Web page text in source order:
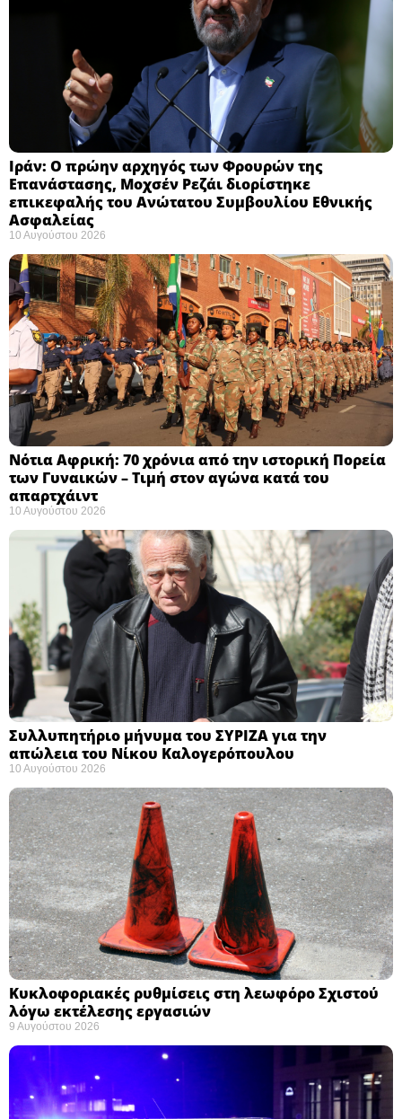
Ιράν: Ο πρώην αρχηγός των Φρουρών της
Επανάστασης, Μοχσέν Ρεζάι διορίστηκε
επικεφαλής του Ανώτατου Συμβουλίου Εθνικής
Ασφαλείας ​
10 Αυγούστου 2026
Νότια Αφρική: 70 χρόνια από την ιστορική Πορεία
των Γυναικών – Τιμή στον αγώνα κατά του
απαρτχάιντ ​
10 Αυγούστου 2026
Συλλυπητήριο μήνυμα του ΣΥΡΙΖΑ για την
απώλεια του Νίκου Καλογερόπουλου ​
10 Αυγούστου 2026
Κυκλοφοριακές ρυθμίσεις στη λεωφόρο Σχιστού
λόγω εκτέλεσης εργασιών
9 Αυγούστου 2026